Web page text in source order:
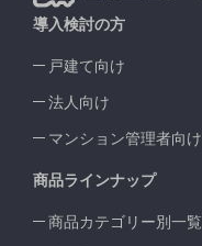
導入検討の方
戸建て向け
法人向け
マンション管理者向け
商品ラインナップ
商品カテゴリー別一覧